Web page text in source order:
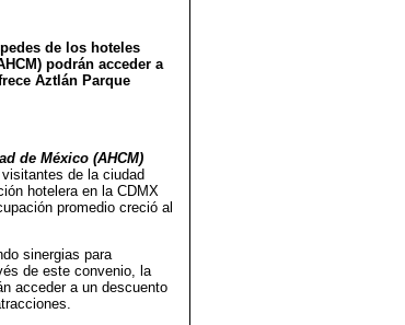
de los hoteles
podrán acceder a
Aztlán Parque
de México (AHCM)
de la ciudad
hotelera en la CDMX
promedio creció al
sinergias para
de este convenio, la
acceder a un descuento